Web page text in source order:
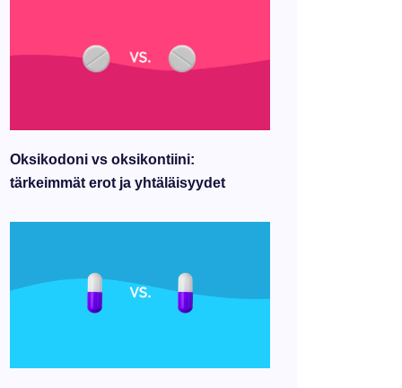
Oksikodoni vs oksikontiini:
tärkeimmät erot ja yhtäläisyydet